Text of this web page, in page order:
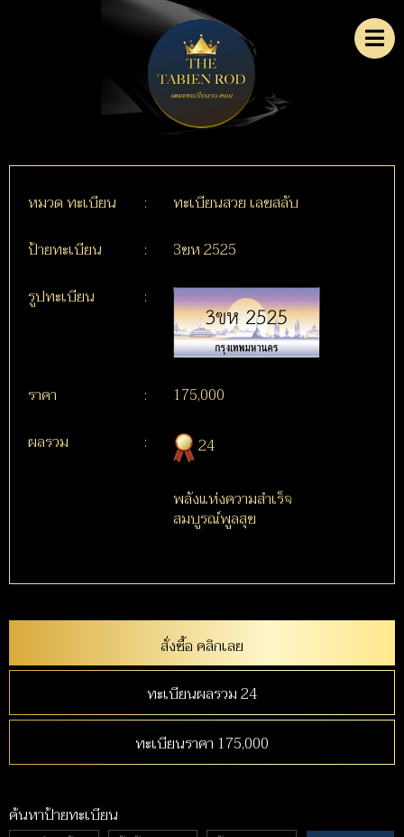
หมวด ทะเบียน :
ทะเบียนสวย เลขสลับ
ป้ายทะเบียน
:
3ขห 2525
รูปทะเบียน
:
ราคา :
175,000
ผลรวม
: 24
พลังแห่งความสำเร็จ
สมบูรณ์พูลสุข
สั่งซื้อ คลิกเลย
ทะเบียนผลรวม 24
ทะเบียนราคา 175,000
ค้นหาป้ายทะเบียน